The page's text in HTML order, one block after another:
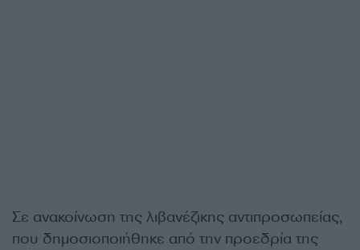
Σε ανακοίνωση της λιβανέζικης αντιπροσωπείας,
που δημοσιοποιήθηκε από την προεδρία της